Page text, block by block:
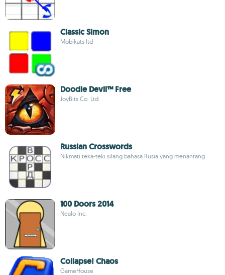
Classic Simon
Mobikats ltd
Doodle Devil™ Free
JoyBits Co. Ltd.
Russian Crosswords
Nikmati teka-teki silang bahasa Rusia yang menantang
100 Doors 2014
Nealo Inc.
Collapse! Chaos
GameHouse